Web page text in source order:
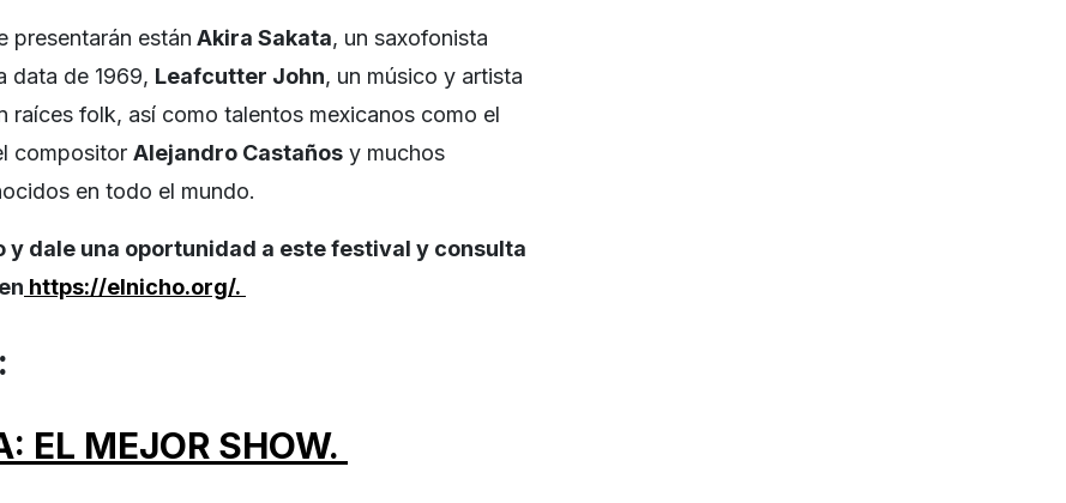
presentarán están Akira Sakata, un saxofonista
data de 1969, Leafcutter John, un músico y artista
raíces folk, así como talentos mexicanos como el
compositor Alejandro Castaños y muchos
en todo el mundo.
y dale una oportunidad a este festival y consulta
https://elnicho.org/.
EL MEJOR SHOW.